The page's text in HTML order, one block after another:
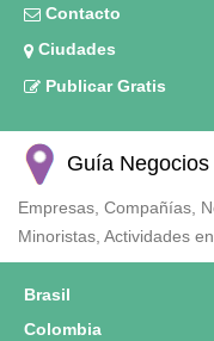
Contacto
Ciudades
Publicar Gratis
Guía Negocios
Empresas, Compañías,
Minoristas, Actividades en
Brasil
Colombia